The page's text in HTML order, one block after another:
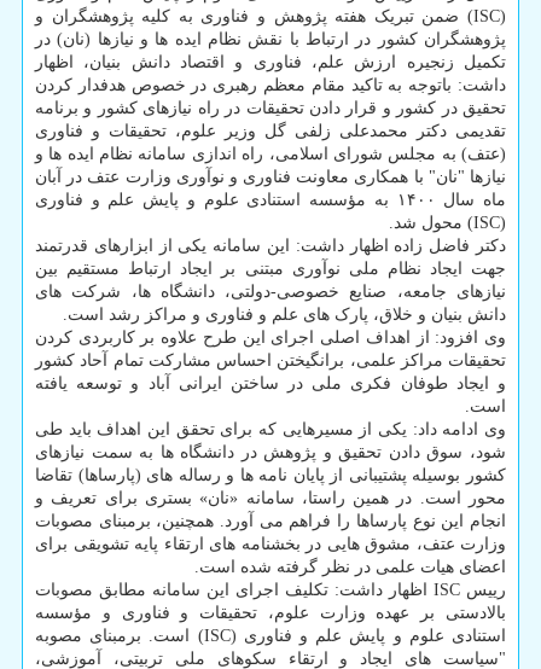
(ISC) ضمن تبریک هفته پژوهش و فناوری به کلیه پژوهشگران و
پژوهشگران کشور در ارتباط با نقش نظام ایده ها و نیازها (نان) در
تکمیل زنجیره ارزش علم، فناوری و اقتصاد دانش بنیان، اظهار
داشت: باتوجه به تاکید مقام معظم رهبری در خصوص هدفدار کردن
تحقیق در کشور و قرار دادن تحقیقات در راه نیازهای کشور و برنامه
تقدیمی دکتر محمدعلی زلفی گل وزیر علوم، تحقیقات و فناوری
(عتف) به مجلس شورای اسلامی، راه اندازی سامانه نظام ایده ها و
نیازها "نان" با همکاری معاونت فناوری و نوآوری وزارت عتف در آبان
ماه سال ۱۴۰۰ به مؤسسه استنادی علوم و پایش علم و فناوری
(ISC) محول شد.
دکتر فاضل زاده اظهار داشت: این سامانه یکی از ابزارهای قدرتمند
جهت ایجاد نظام ملی نوآوری مبتنی بر ایجاد ارتباط مستقیم بین
نیازهای جامعه، صنایع خصوصی-دولتی، دانشگاه ها، شرکت های
دانش بنیان و خلاق، پارک های علم و فناوری و مراکز رشد است.
وی افزود: از اهداف اصلی اجرای این طرح علاوه بر کاربردی کردن
تحقیقات مراکز علمی، برانگیختن احساس مشارکت تمام آحاد کشور
و ایجاد طوفان فکری ملی در ساختن ایرانی آباد و توسعه یافته
است.
وی ادامه داد: یکی از مسیرهایی که برای تحقق این اهداف باید طی
شود، سوق دادن تحقیق و پژوهش در دانشگاه ها به سمت نیازهای
کشور بوسیله پشتیبانی از پایان نامه ها و رساله های (پارساها) تقاضا
محور است. در همین راستا، سامانه «نان» بستری برای تعریف و
انجام این نوع پارساها را فراهم می آورد. همچنین، برمبنای مصوبات
وزارت عتف، مشوق هایی در بخشنامه های ارتقاء پایه تشویقی برای
اعضای هیات علمی در نظر گرفته شده است.
رییس ISC اظهار داشت: تکلیف اجرای این سامانه مطابق مصوبات
بالادستی بر عهده وزارت علوم، تحقیقات و فناوری و مؤسسه
استنادی علوم و پایش علم و فناوری (ISC) است. برمبنای مصوبه
"سیاست های ایجاد و ارتقاء سکوهای ملی تربیتی، آموزشی،